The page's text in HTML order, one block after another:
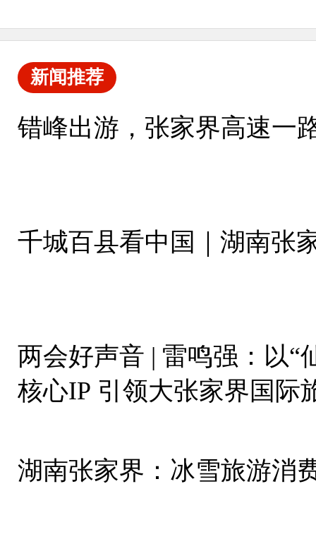
新闻推荐
错峰出游，张家界高速一
千城百县看中国｜湖南张
两会好声音 | 雷鸣强：以“
核心IP 引领大张家界国际
湖南张家界：冰雪旅游消